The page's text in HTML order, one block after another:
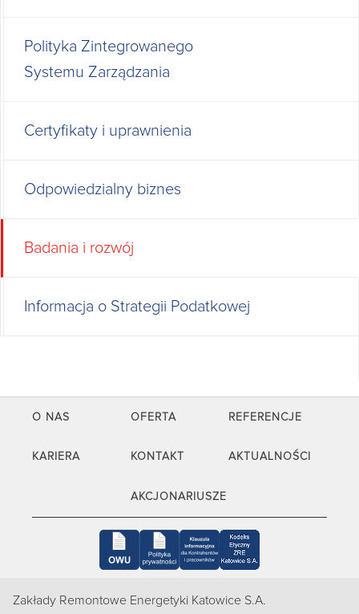
Polityka Zintegrowanego
Systemu Zarządzania
Certyfikaty i uprawnienia
Odpowiedzialny biznes
Badania i rozwój
Informacja o Strategii Podatkowej
O NAS OFERTA REFERENCJE
KARIERA KONTAKT AKTUALNOŚCI
AKCJONARIUSZE
Zakłady Remontowe Energetyki Katowice S.A.